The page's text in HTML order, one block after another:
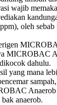
wajib
oleh
MICROBAC
dahulu.
yang mana
Anaerob
anaerob.